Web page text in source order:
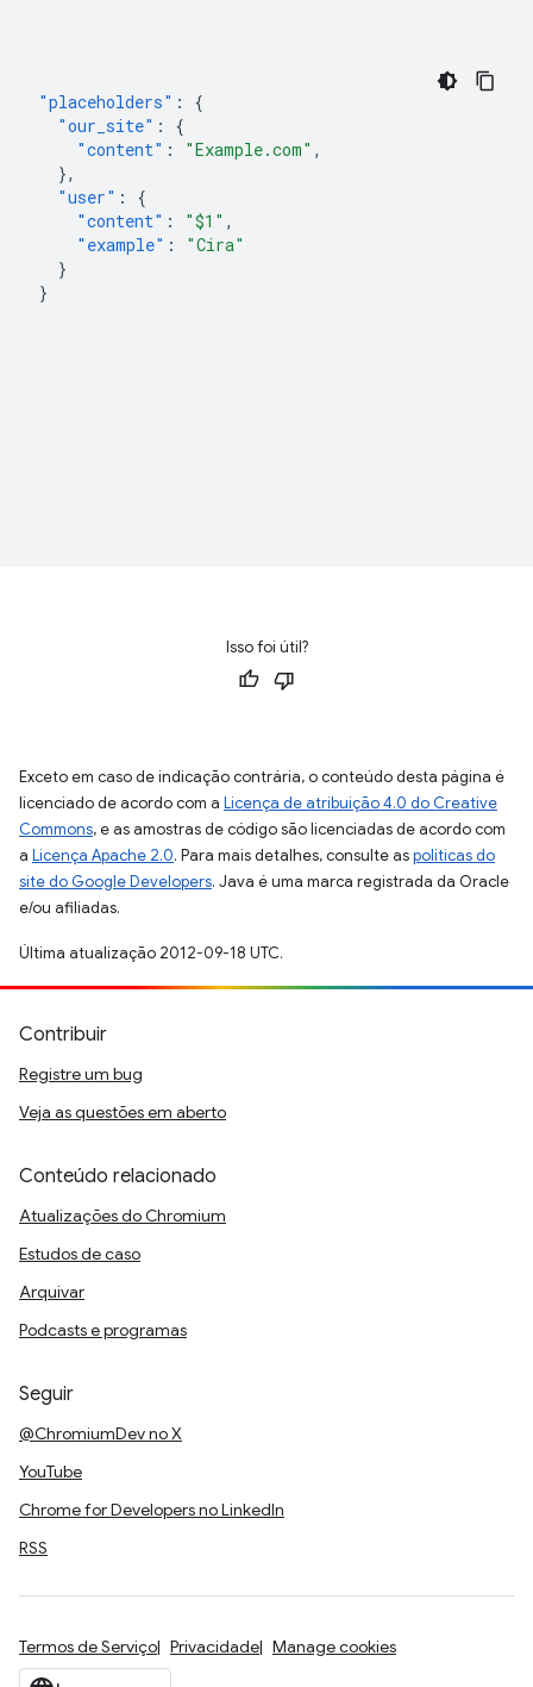
"placeholders" :
{
"our_site" :
{
"content" : "Example.com" ,
},
"user" :
{
"content" : "$1" ,
"example" :
"Cira"
}
}
Isso foi útil?
Exceto em caso de indicação contrária, o conteúdo desta página é
licenciado de acordo com a Licença de atribuição 4.0 do Creative
Commons, e as amostras de código são licenciadas de acordo com
a Licença Apache 2.0. Para mais detalhes, consulte aspolíticas do
site do Google Developers. Java é uma marca registrada da Oracle
e/ou afiliadas.
Última atualização 2012-09-18 UTC.
Contribuir
Registre um bug
Veja as questões em aberto
Conteúdo relacionado
Atualizações do Chromium
Estudos de caso
Arquivar
Podcasts e programas
Seguir
@ChromiumDev no X
YouTube
Chrome for Developers no LinkedIn
RSS
Termos de Serviço Privacidade Manage cookies